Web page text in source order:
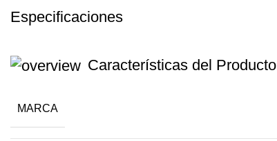
Especificaciones
Características del Producto
MARCA